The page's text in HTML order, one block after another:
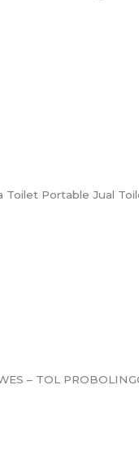
Toilet Portable Jual
– TOL